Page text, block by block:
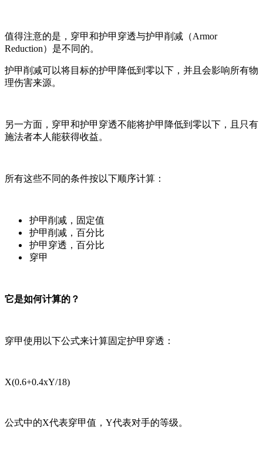
值得注意的是，穿甲和护甲穿透与护甲削减（Armor
Reduction）是不同的。
护甲削减可以将目标的护甲降低到零以下，并且会影响所有物
理伤害来源。
另一方面，穿甲和护甲穿透不能将护甲降低到零以下，且只有
施法者本人能获得收益。
所有这些不同的条件按以下顺序计算：
护甲削减，固定值
护甲削减，百分比
护甲穿透，百分比
穿甲
它是如何计算的？
穿甲使用以下公式来计算固定护甲穿透：
X(0.6+0.4xY/18)
公式中的X代表穿甲值，Y代表对手的等级。